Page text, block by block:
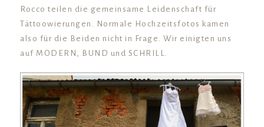
Rocco teilen die gemeinsame Leidenschaft für
Tättoowierungen. Normale Hochzeitsfotos kamen
also für die Beiden nicht in Frage. Wir einigten uns
auf MODERN, BUND und SCHRILL.